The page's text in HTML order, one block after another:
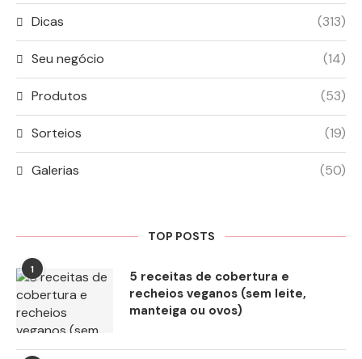
Dicas (313)
Seu negócio (14)
Produtos (53)
Sorteios (19)
Galerias (50)
TOP POSTS
1
5 receitas de cobertura e
recheios veganos (sem leite,
manteiga ou ovos)